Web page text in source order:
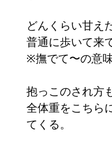
どんくらい甘え
普通に歩いて来
※撫でて〜の意
抱っこのされ方
全体重をこちら
てくる。